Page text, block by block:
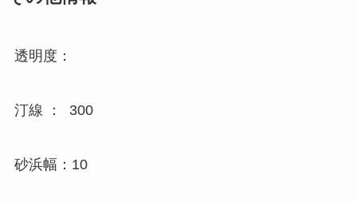
透明度：
汀線 ： 300
砂浜幅：10